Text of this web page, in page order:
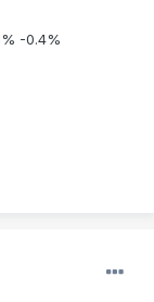
-0.4%